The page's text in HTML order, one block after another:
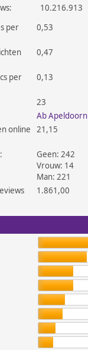
10.216.913
per
0,53
0,47
per
0,13
23
Ab Apeldoorn
online
21,15
Geen: 242
Vrouw: 14
Man: 221
1.861,00